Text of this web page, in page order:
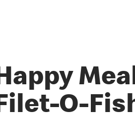
O-